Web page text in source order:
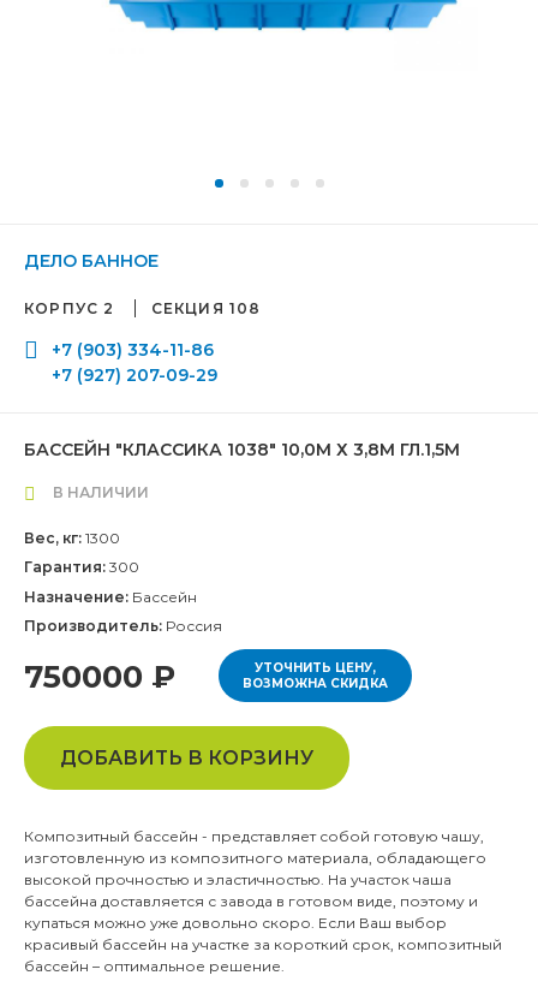
ДЕЛО БАННОЕ
КОРПУС 2 СЕКЦИЯ 108
+7 (903) 334-11-86
+7 (927) 207-09-29
БАССЕЙН "КЛАССИКА 1038" 10,0М Х 3,8М ГЛ.1,5М
В НАЛИЧИИ
Вес, кг: 1300
Гарантия: 300
Назначение: Бассейн
Производитель: Россия
750000 ₽
УТОЧНИТЬ ЦЕНУ,
ВОЗМОЖНА СКИДКА
ДОБАВИТЬ В КОРЗИНУ
Композитный бассейн - представляет собой готовую чашу,
изготовленную из композитного материала, обладающего
высокой прочностью и эластичностью. На участок чаша
бассейна доставляется с завода в готовом виде, поэтому и
купаться можно уже довольно скоро. Если Ваш выбор
красивый бассейн на участке за короткий срок, композитный
бассейн – оптимальное решение.